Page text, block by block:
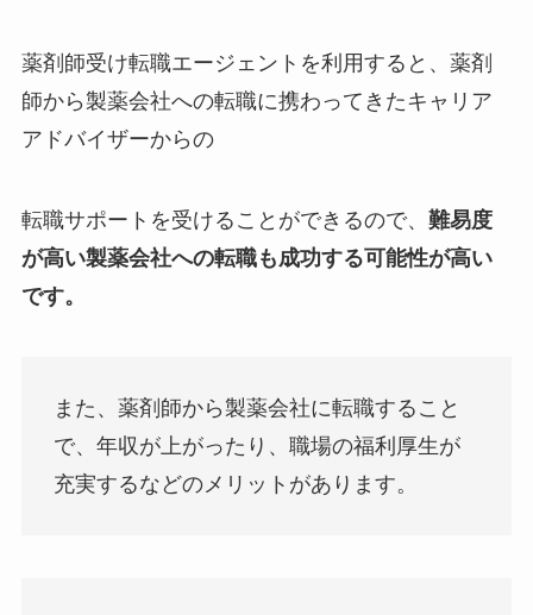
薬剤師受け転職エージェントを利用すると、薬剤
師から製薬会社への転職に携わってきたキャリア
アドバイザーからの
転職サポートを受けることができるので、 難易度
が高い製薬会社への転職も成功する可能性が高い
です。
また、薬剤師から製薬会社に転職すること
で、年収が上がったり、職場の福利厚生が
充実するなどのメリットがあります。